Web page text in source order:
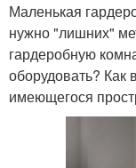
Маленькая
нужно "лишних"
гардеробную
оборудовать?
имеющегося